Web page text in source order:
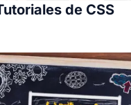
de CSS